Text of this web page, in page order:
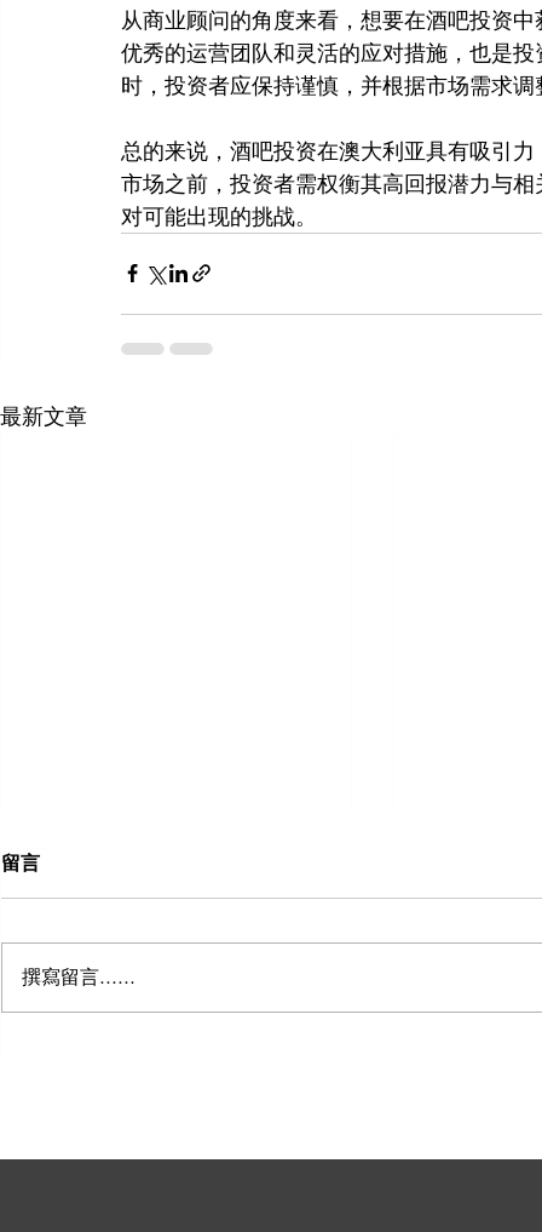
从商业顾问的角度来看，想要在酒吧投资
优秀的运营团队和灵活的应对措施，也是
时，投资者应保持谨慎，并根据市场需求
总的来说，酒吧投资在澳大利亚具有吸引
市场之前，投资者需权衡其高回报潜力与
对可能出现的挑战。
最新文章
留言
撰寫留言......